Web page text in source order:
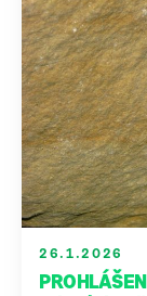
26.1.2026